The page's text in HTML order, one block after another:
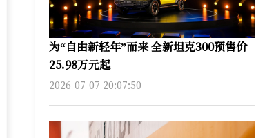
为“自由新轻年”而来 全新坦克300预售价
25.98万元起
2026-07-07 20:07:50